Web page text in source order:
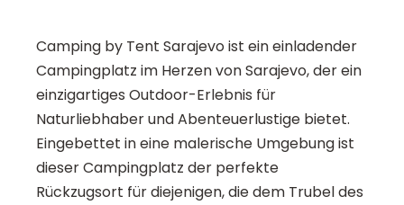
Camping by Tent Sarajevo ist ein einladender
Campingplatz im Herzen von Sarajevo, der ein
einzigartiges Outdoor-Erlebnis für
Naturliebhaber und Abenteuerlustige bietet.
Eingebettet in eine malerische Umgebung ist
dieser Campingplatz der perfekte
Rückzugsort für diejenigen, die dem Trubel des